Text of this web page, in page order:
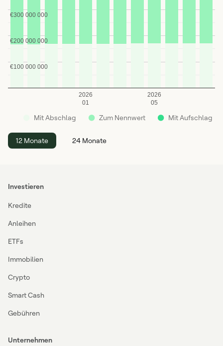
2026
01
2026
05
€100 000 000
€200 000 000
€300 000 000
Mit Abschlag ● Zum Nennwert ● Mit Aufschlag
12 Monate 24 Monate
Investieren
Kredite
Anleihen
ETFs
Immobilien
Crypto
Smart Cash
Gebühren
Unternehmen